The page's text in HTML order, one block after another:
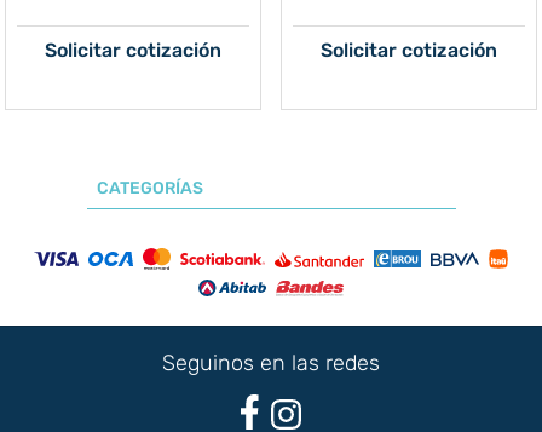
Solicitar cotización Solicitar cotización
CATEGORÍAS
Seguinos en las redes